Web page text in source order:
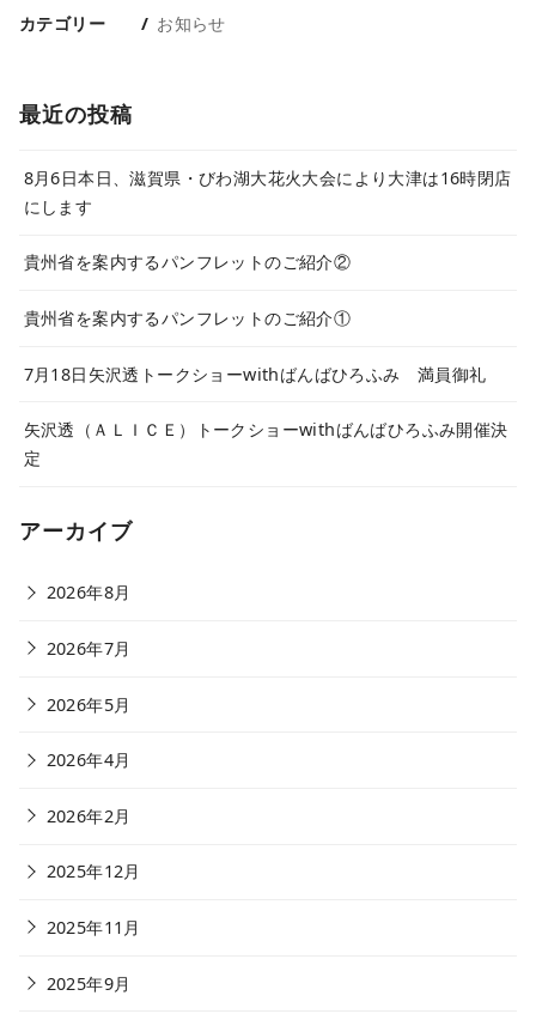
カテゴリー お知らせ
最近の投稿
8月6日本日、滋賀県・びわ湖大花火大会により大津は16時閉店
にします
貴州省を案内するパンフレットのご紹介②
貴州省を案内するパンフレットのご紹介①
7月18日矢沢透トークショーwithばんばひろふみ 満員御礼
矢沢透（ＡＬＩＣＥ）トークショーwithばんばひろふみ開催決
定
アーカイブ
2026年8月
2026年7月
2026年5月
2026年4月
2026年2月
2025年12月
2025年11月
2025年9月